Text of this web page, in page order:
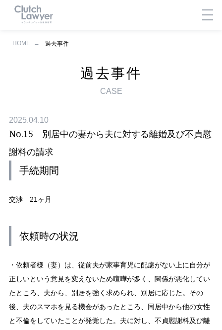
HOME 過去事件
過去事件
CASE
2025.04.10
No.15 別居中の妻から夫に対する離婚及び不貞慰
謝料の請求
手続期間
交渉 21ヶ月
依頼時の状況
・依頼者様（妻）は、従前夫が家事育児に配慮がない上に自分が
正しいという意見を変えないため喧嘩が多く、関係が悪化してい
たところ、夫から、別居を強く求められ、別居に応じた。その
後、夫のスマホを見る機会があったところ、同居中から他の女性
と不倫をしていたことが発覚した。夫に対し、不貞慰謝料及び離